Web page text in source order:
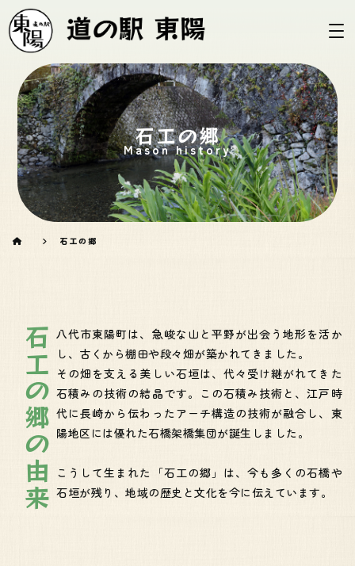
石工の郷
Mason history
石工の郷
石工の郷の由来 八代市東陽町は、急峻な山と平野が出会う地形を活か
し、古くから棚田や段々畑が築かれてきました。
その畑を支える美しい石垣は、代々受け継がれてきた
石積みの技術の結晶です。この石積み技術と、江戸時
代に長崎から伝わったアーチ構造の技術が融合し、東
陽地区には優れた石橋架橋集団が誕生しました。
こうして生まれた「石工の郷」は、今も多くの石橋や
石垣が残り、地域の歴史と文化を今に伝えています。